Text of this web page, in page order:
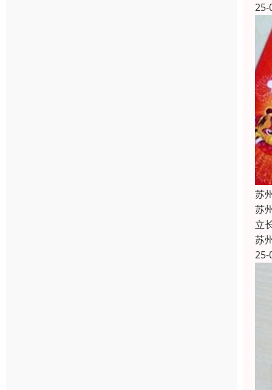
25-
苏
苏
立
苏
25-